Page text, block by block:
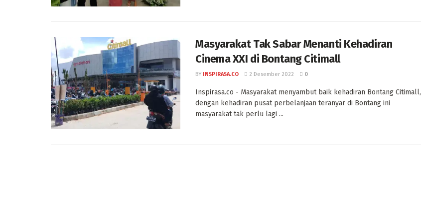
Masyarakat Tak Sabar Menanti Kehadiran
Cinema XXI di Bontang Citimall
BY INSPIRASA.CO 2 Desember 2022 0
Inspirasa.co - Masyarakat menyambut baik kehadiran Bontang Citimall,
dengan kehadiran pusat perbelanjaan teranyar di Bontang ini
masyarakat tak perlu lagi ...